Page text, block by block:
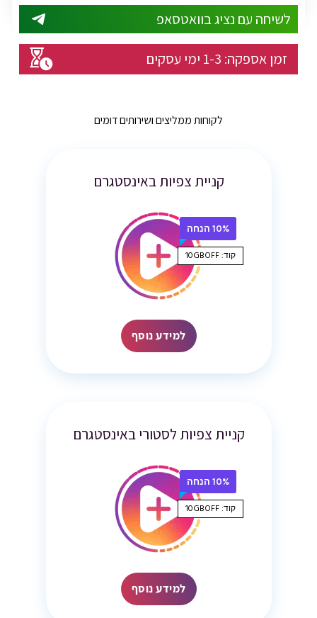
לשיחה עם נציג בוואטסאפ
זמן אספקה: 1-3 ימי עסקים
לקוחות ממליצים ושירותים דומים
קניית צפיות באינסטגרם
10% הנחה
קוד: 10GBOFF
למידע נוסף
קניית צפיות לסטורי באינסטגרם
10% הנחה
קוד: 10GBOFF
למידע נוסף